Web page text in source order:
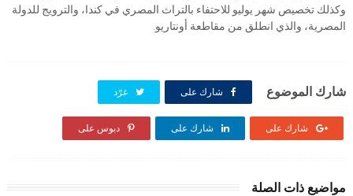
وكذلك تخصيص شهر يوليو للاحتفاء بالتراث المصري في كندا، والترويج للدولة
المصرية، والذي انطلق من مقاطعة أونتاريو.
شارك الموضوع شارك على غرّد
شارك على شارك على دبوس على
مواضيع ذات الصلة